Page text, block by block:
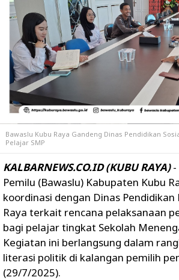
Bawaslu Kubu Raya Gandeng Dinas Pendidikan
Pelajar SMP
KALBARNEWS.CO.ID (KUBU RAYA)
Pemilu (Bawaslu) Kabupaten Kubu
koordinasi dengan Dinas
Raya terkait rencana pelaksanaan
bagi pelajar tingkat Sekolah
Kegiatan ini berlangsung dalam
literasi politik di kalangan pemilih
(29/7/2025).